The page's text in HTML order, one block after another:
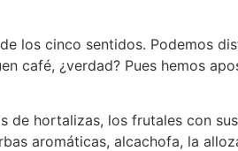
los cinco sentidos. Podemos
café, ¿verdad? Pues hemos
de hortalizas, los frutales con
aromáticas, alcachofa, la